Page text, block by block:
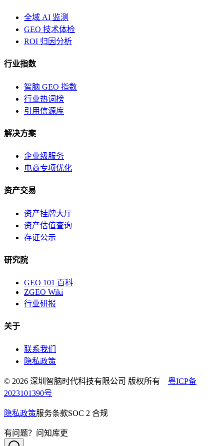
全域 AI 监测
GEO 技术体检
ROI 归因分析
行业指数
智脑 GEO 指数
行业热词榜
引用信源库
解决方案
企业级服务
电商专项优化
资产交易
资产挂牌大厅
资产估值查询
存证公示
研究院
GEO 101 百科
ZGEO Wiki
行业研报
关于
联系我们
隐私政策
© 2026 深圳智脑时代科技有限公司 版权所有 粤ICP备
2023101390号
隐私政策服务条款SOC 2 合规
有问题？问知库吏